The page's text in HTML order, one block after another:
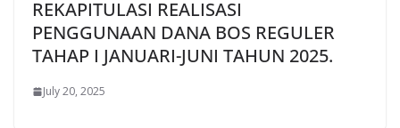
REKAPITULASI REALISASI
PENGGUNAAN DANA BOS REGULER
TAHAP I JANUARI-JUNI TAHUN 2025.
July 20, 2025